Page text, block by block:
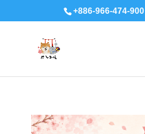
+886-966-474-900